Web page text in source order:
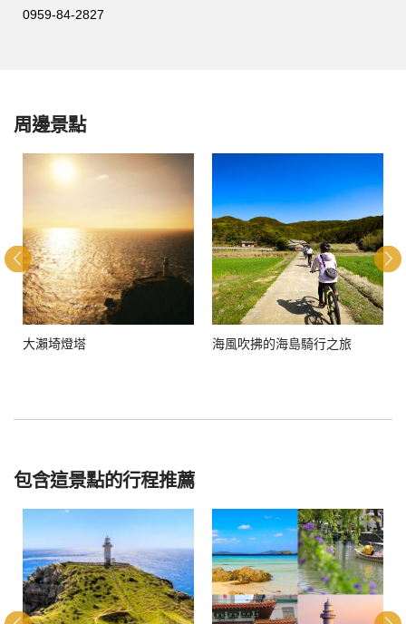
0959-84-2827
周邊景點
大瀨埼燈塔 海風吹拂的海島騎行之旅
包含這景點的行程推薦